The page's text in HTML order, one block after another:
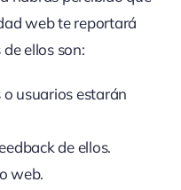
web te reportará
ellos son:
usuarios estarán
de ellos.
web.